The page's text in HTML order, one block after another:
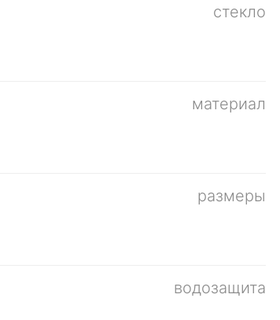
стекло
материал
размеры
водозащита